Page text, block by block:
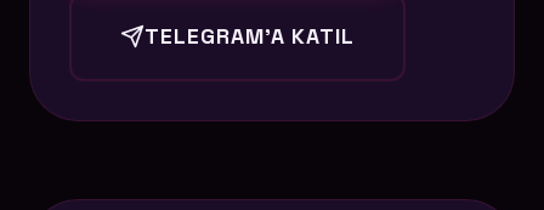
TELEGRAM'A KATIL